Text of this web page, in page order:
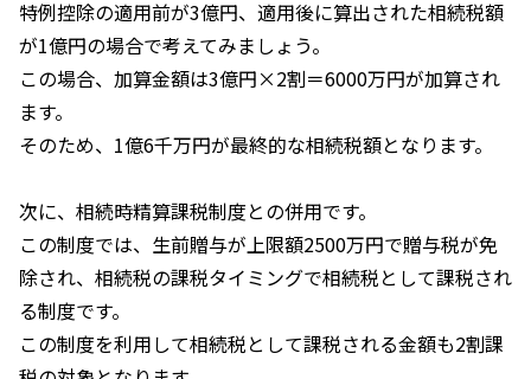
特例控除の適用前が3億円、適用後に算出された相続税額
が1億円の場合で考えてみましょう。
この場合、加算金額は3億円×2割＝6000万円が加算され
ます。
そのため、 1億6千万円が最終的な相続税額となります。
次に、相続時精算課税制度との併用です。
この制度では、生前贈与が上限額2500万円で贈与税が免
除され、相続税の課税タイミングで相続税として課税され
る制度です。
この制度を利用して相続税として課税される金額も2割課